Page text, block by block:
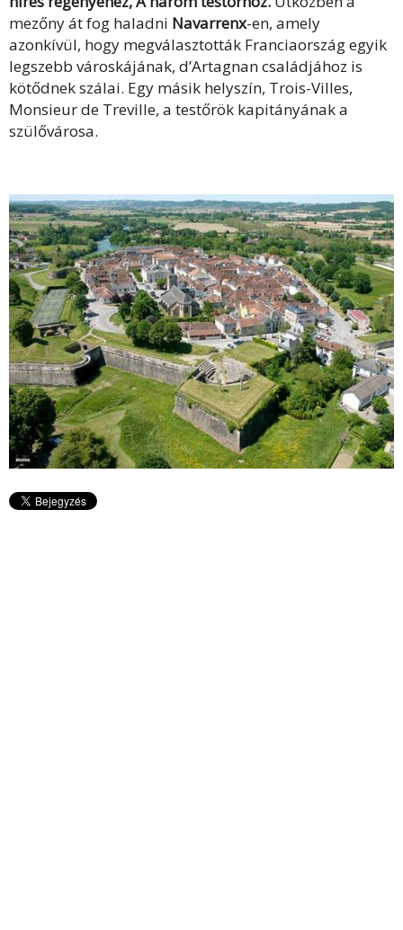
mezőny át fog haladni Navarrenx-en, amely
azonkívül, hogy megválasztották Franciaország egyik
legszebb városkájának, d’Artagnan családjához is
kötődnek szálai. Egy másik helyszín, Trois-Villes,
Monsieur de Treville, a testőrök kapitányának a
szülővárosa.